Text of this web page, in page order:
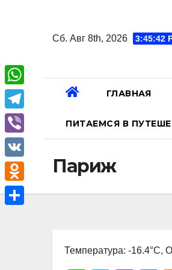
содержанию
Сб. Авг 8th, 2026 3:45:43
ГЛАВНАЯ
ПИТАЕМСЯ В
Париж
Температура: -16.4°C,
W
h
a
A
T
e
l
e
g
V
i
b
e
V
K
O